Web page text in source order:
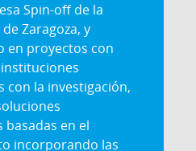
Spin-off de la
Zaragoza, y
en proyectos con
con la investigación,
basadas en el
incorporando las